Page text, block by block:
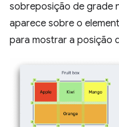
sobreposição de grade
aparece sobre o
para mostrar a posição